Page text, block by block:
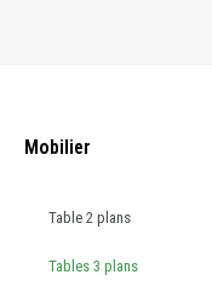
Mobilier
Table 2 plans
Tables 3 plans